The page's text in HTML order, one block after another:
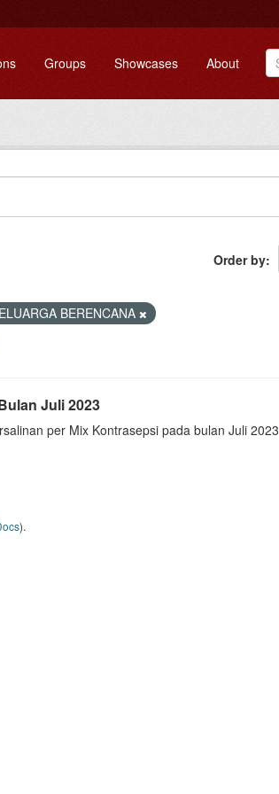
Groups Showcases About
Order by
BERENCANA
Juli 2023
per Mix Kontrasepsi pada bulan Juli 2023
).